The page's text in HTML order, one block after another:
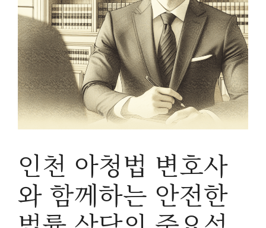
인천 아청법 변호사
와 함께하는 안전한